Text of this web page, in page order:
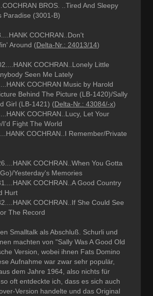
BROS. ..Tired And Sleepy
Paradise (3001-B)
COCHRAN..Don't
Around (Delta-Nr.: 24013/14)
COCHRAN..Lonely Little
Seen Me Lately
COCHRAN Music by Harold
Behind The Picture (LB-1420)/Sally
Girl (LB-1421) (Delta-Nr.: 43084/-x)
COCHRAN..Lucy, Let Your
I'd Fight The World
COCHRAN..I Remember/Private
COCHRAN..When You Gotta
Yesterday's Memories
COCHRAN..A Good Country
Hurt
COCHRAN..If She Could See
The Record
Smalltalk als Abschluß. Schurli und
machten von "Sally Was A Good Old
Version, wobei ihnen Fats Domino
Aufnahme war zwar sehr populär,
dem Jahre 1964, also nichts für
oft entdeckte ich, dass es sich auch
Version handelte und das Original